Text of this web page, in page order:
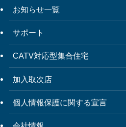
お知らせ一覧
サポート
CATV対応型集合住宅
加入取次店
個人情報保護に関する宣言